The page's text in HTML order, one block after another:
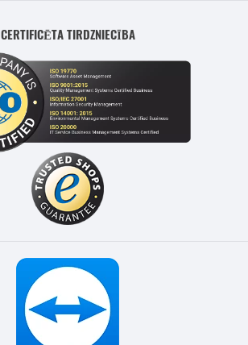
CERTIFICĒTA TIRDZNIECĪBA